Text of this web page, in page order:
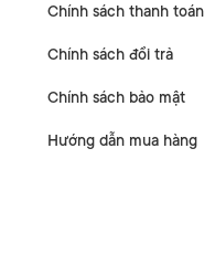
Chính sách thanh toán
Chính sách đổi trả
Chính sách bảo mật
Hướng dẫn mua hàng